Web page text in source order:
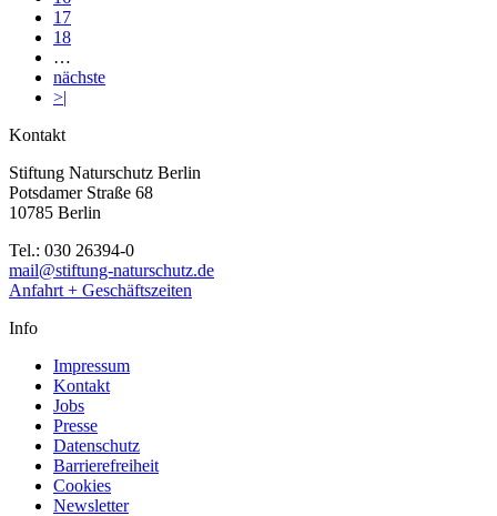
17
18
…
nächste
>|
Kontakt
Stiftung Naturschutz Berlin
Potsdamer Straße 68
10785 Berlin
Tel.: 030 26394-0
mail@stiftung-naturschutz.de
Anfahrt + Geschäftszeiten
Info
Impressum
Kontakt
Jobs
Presse
Datenschutz
Barrierefreiheit
Cookies
Newsletter